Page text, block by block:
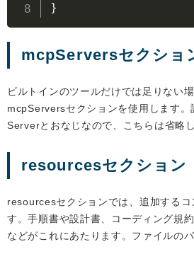
}
mcpServersセクショ
ビルトインのツールだけでは足りない
mcpServersセクションを使用します。
Serverとおなじなので、こちらは省略し
resourcesセクション
resourcesセクションでは、追加するコ
す。手順書や設計書、コーディング規
などがこれにあたります。ファイルの